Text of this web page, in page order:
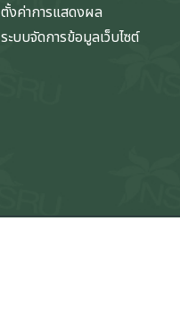
ตั้งค่าการแสดงผล
ระบบจัดการข้อมูลเว็บไซต์